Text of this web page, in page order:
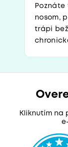
nosom,
trápi
Kliknutím na